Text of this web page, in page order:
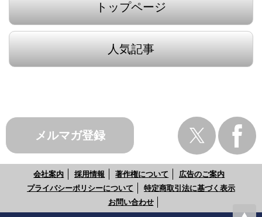
トップページ
人気記事
メルマガ登録
会社案内 採用情報 著作権について
広告のご案内
プライバシーポリシーについて
特定商取引法に基づく表示
お問い合わせ